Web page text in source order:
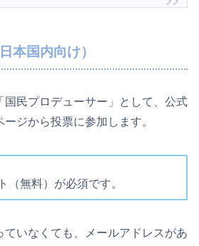
本国内向け）
国民プロデューサー」として、公式
ジから投票に参加します。
（無料）が必須です。
ていなくても、メールアドレスがあ